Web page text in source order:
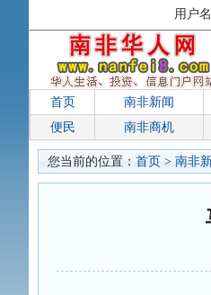
用户名
首页 南非新闻
便民
南非商机
您当前的位置： 首页 > 南非